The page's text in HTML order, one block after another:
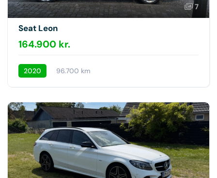
7
Seat Leon
164.900 kr.
2020 96.700 km